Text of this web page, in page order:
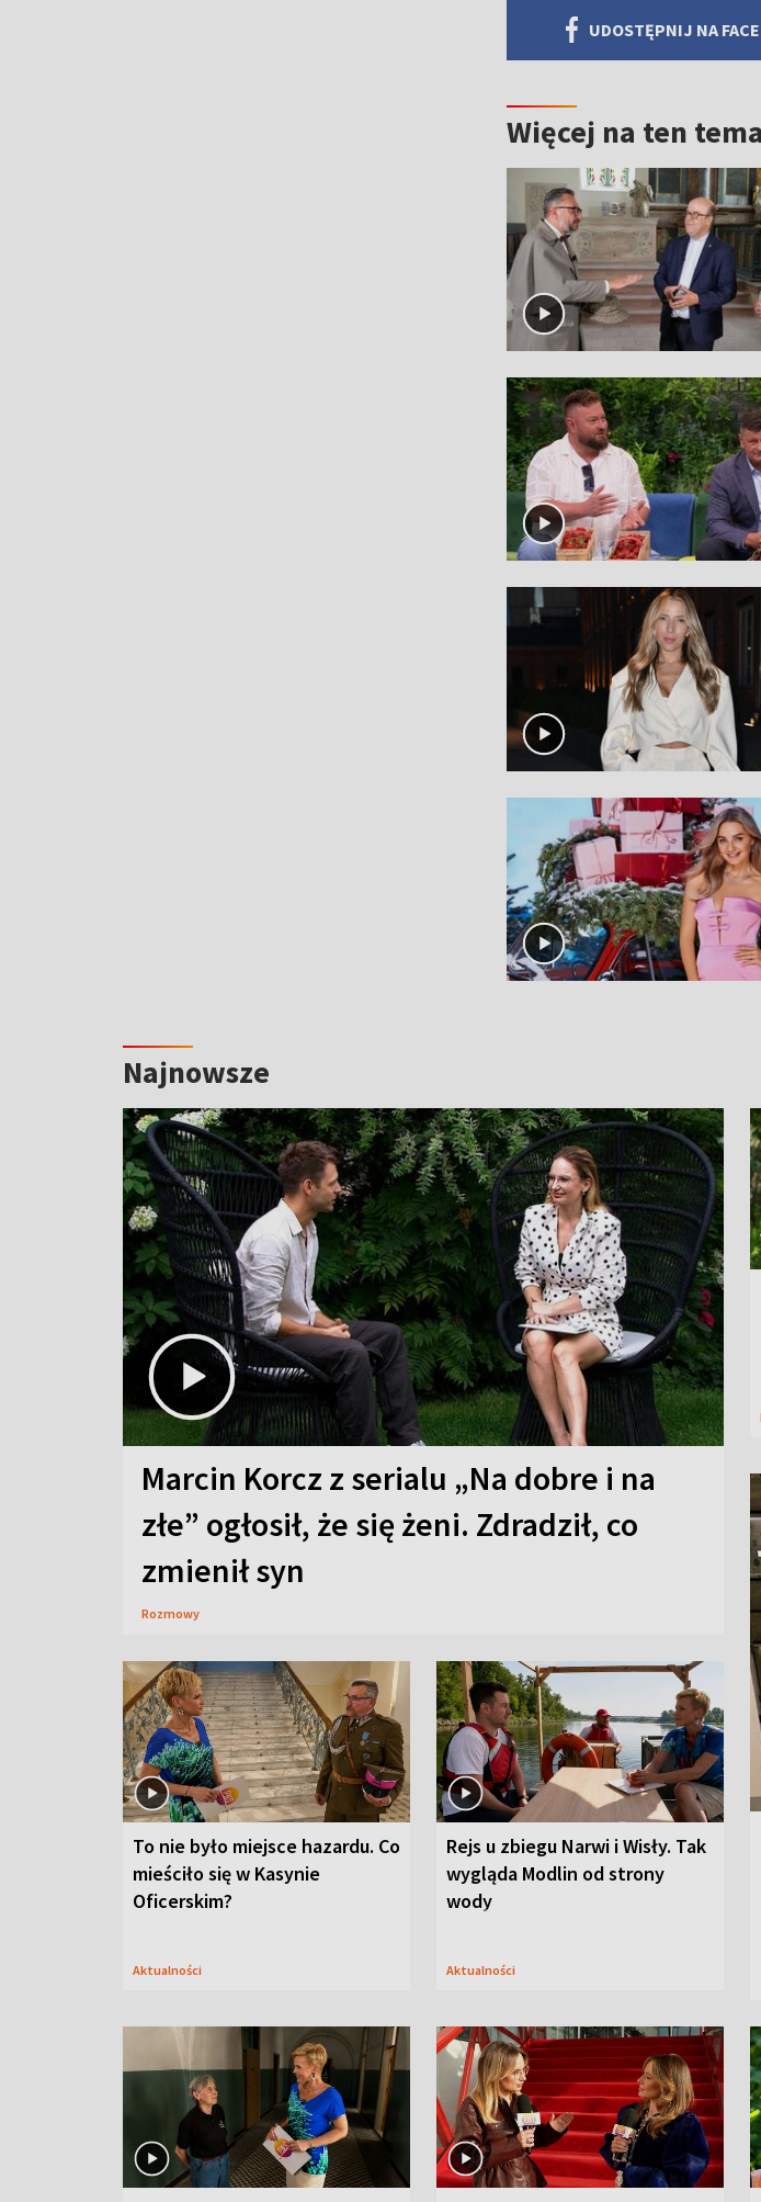
UDOSTĘPNIJ NA
Więcej na ten
Najnowsze
Marcin Korcz z serialu „Na dobre i na
złe” ogłosił, że się żeni. Zdradził, co
zmienił syn
Rozmowy
To nie było miejsce hazardu. Co
mieściło się w Kasynie
Oficerskim?
Aktualności
Rejs u zbiegu Narwi i Wisły. Tak
wygląda Modlin od strony
wody
Aktualności